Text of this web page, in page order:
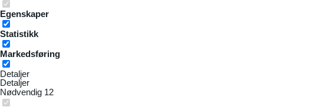
Egenskaper
Statistikk
Markedsføring
Detaljer
Detaljer
Nødvendig 12